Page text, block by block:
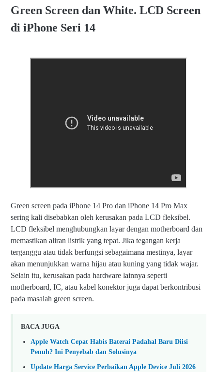
Green Screen dan White. LCD Screen
di iPhone Seri 14
Green screen pada iPhone 14 Pro dan iPhone 14 Pro Max
sering kali disebabkan oleh kerusakan pada LCD fleksibel.
LCD fleksibel menghubungkan layar dengan motherboard dan
memastikan aliran listrik yang tepat. Jika tegangan kerja
terganggu atau tidak berfungsi sebagaimana mestinya, layar
akan menunjukkan warna hijau atau kuning yang tidak wajar.
Selain itu, kerusakan pada hardware lainnya seperti
motherboard, IC, atau kabel konektor juga dapat berkontribusi
pada masalah green screen.
BACA JUGA
Apple Watch Cepat Habis Baterai Padahal Baru Diisi
Penuh? Ini Penyebab dan Solusinya
Update Harga Service Perbaikan Apple Device Juli 2026